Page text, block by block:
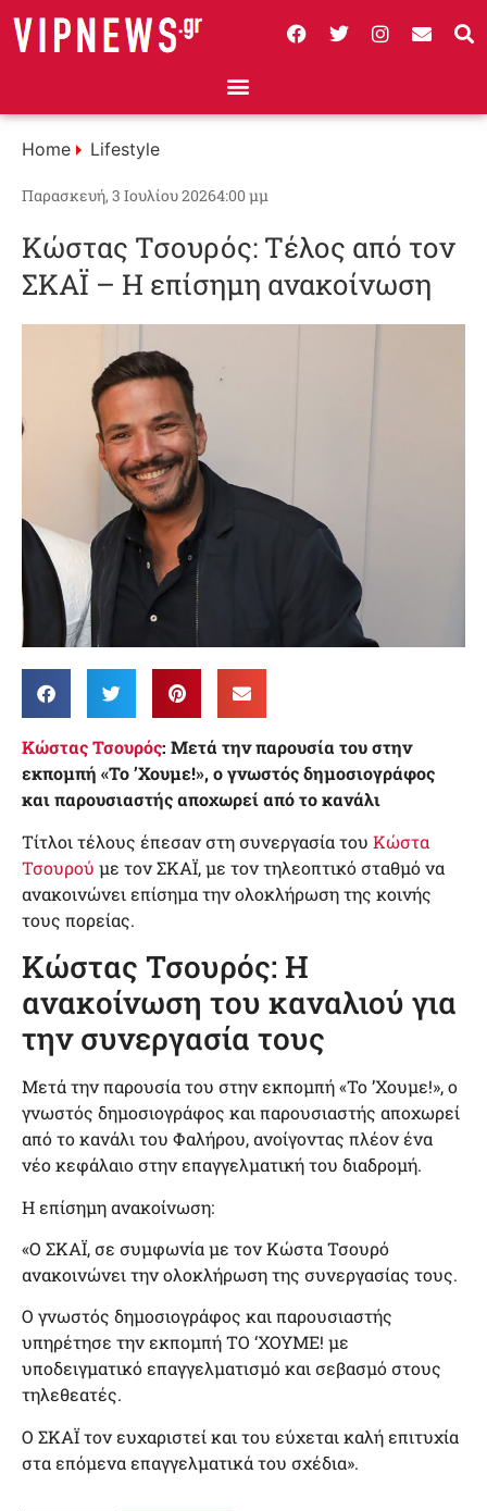
Home Lifestyle
Παρασκευή, 3 Ιουλίου 20264:00 μμ
Κώστας Τσουρός: Τέλος από τον
ΣΚΑΪ – Η επίσημη ανακοίνωση
Κώστας Τσουρός: Μετά την παρουσία του στην
εκπομπή «Το ’Χουμε!», ο γνωστός δημοσιογράφος
και παρουσιαστής αποχωρεί από το κανάλι
Τίτλοι τέλους έπεσαν στη συνεργασία του Κώστα
Τσουρού με τον ΣΚΑΪ, με τον τηλεοπτικό σταθμό να
ανακοινώνει επίσημα την ολοκλήρωση της κοινής
τους πορείας.
Κώστας Τσουρός: Η
ανακοίνωση του καναλιού για
την συνεργασία τους
Μετά την παρουσία του στην εκπομπή «Το ’Χουμε!», ο
γνωστός δημοσιογράφος και παρουσιαστής αποχωρεί
από το κανάλι του Φαλήρου, ανοίγοντας πλέον ένα
νέο κεφάλαιο στην επαγγελματική του διαδρομή.
Η επίσημη ανακοίνωση:
«Ο ΣΚΑΪ, σε συμφωνία με τον Κώστα Τσουρό
ανακοινώνει την ολοκλήρωση της συνεργασίας τους.
Ο γνωστός δημοσιογράφος και παρουσιαστής
υπηρέτησε την εκπομπή ΤΟ ‘ΧΟΥΜΕ! με
υποδειγματικό επαγγελματισμό και σεβασμό στους
τηλεθεατές.
Ο ΣΚΑΪ τον ευχαριστεί και του εύχεται καλή επιτυχία
στα επόμενα επαγγελματικά του σχέδια».